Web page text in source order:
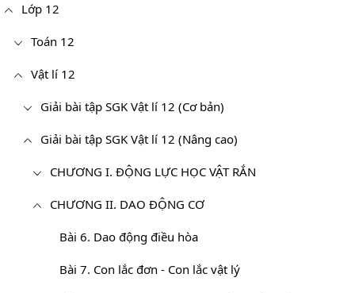
Lớp 12
Toán 12
Vật lí 12
Giải bài tập SGK Vật lí 12 (Cơ bản)
Giải bài tập SGK Vật lí 12 (Nâng cao)
CHƯƠNG I. ĐỘNG LỰC HỌC VẬT RẮN
CHƯƠNG II. DAO ĐỘNG CƠ
Bài 6. Dao động điều hòa
Bài 7. Con lắc đơn - Con lắc vật lý